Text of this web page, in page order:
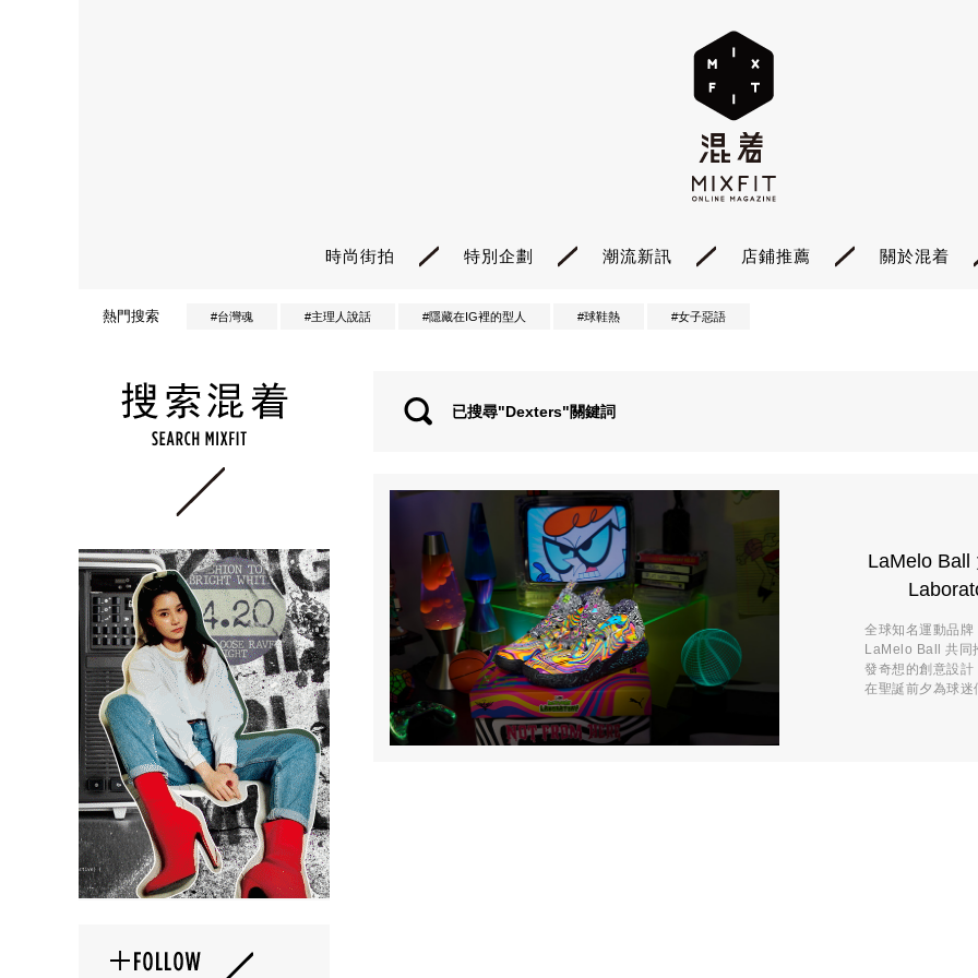
時尚街拍 特別企劃 潮流新訊 店鋪推薦 關於混着
熱門搜索 #台灣魂 #主理人說話 #隱藏在IG裡的型人 #球鞋熱 #女子惡語
已搜尋"Dexters"關鍵詞
LaMelo Ball
全球知名運動品
LaMelo Ball 共同
發奇想的創意設
在聖誕前夕為球迷